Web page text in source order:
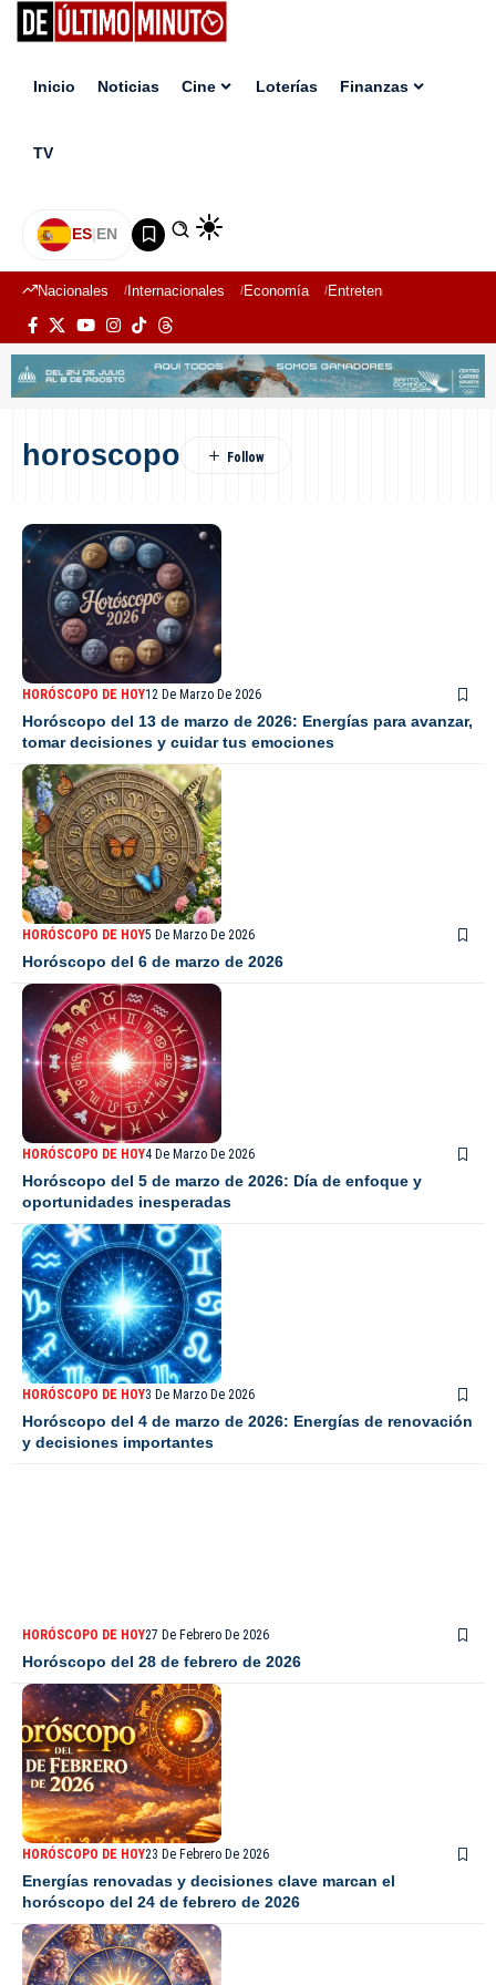
Inicio Noticias Cine Loterías Finanzas
TV
ES|EN
Nacionales Internacionales Economía Entretenimiento
horoscopo
HORÓSCOPO DE HOY12 De Marzo De 2026
Horóscopo del 13 de marzo de 2026: Energías para avanzar,
tomar decisiones y cuidar tus emociones
HORÓSCOPO DE HOY5 De Marzo De 2026
Horóscopo del 6 de marzo de 2026
HORÓSCOPO DE HOY4 De Marzo De 2026
Horóscopo del 5 de marzo de 2026: Día de enfoque y
oportunidades inesperadas
HORÓSCOPO DE HOY3 De Marzo De 2026
Horóscopo del 4 de marzo de 2026: Energías de renovación
y decisiones importantes
HORÓSCOPO DE HOY27 De Febrero De 2026
Horóscopo del 28 de febrero de 2026
HORÓSCOPO DE HOY23 De Febrero De 2026
Energías renovadas y decisiones clave marcan el
horóscopo del 24 de febrero de 2026